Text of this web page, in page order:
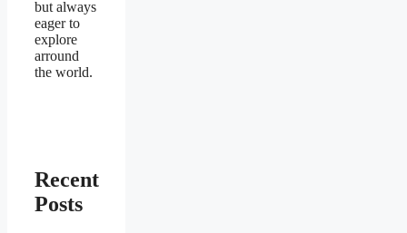
but always
eager to
explore
arround
the world.
Recent
Posts